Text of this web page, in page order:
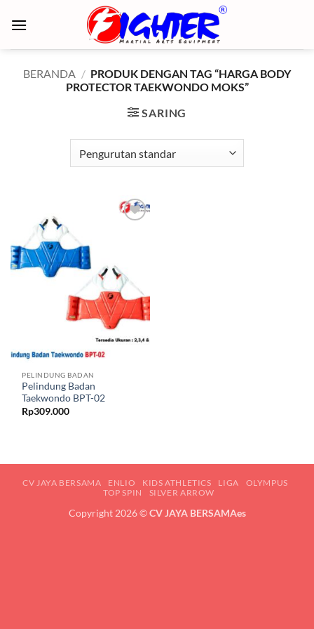
BERANDA / PRODUK DENGAN TAG “HARGA BODY
PROTECTOR TAEKWONDO MOKS”
SARING
PELINDUNG BADAN
Pelindung Badan
Taekwondo BPT-02
Rp309.000
CV JAYA BERSAMA ENLIO KIDS ATHLETICS LIGA
OLYMPUS
TOP SPIN
SILVER ARROW
Copyright 2026 ©CV JAYA BERSAMAes